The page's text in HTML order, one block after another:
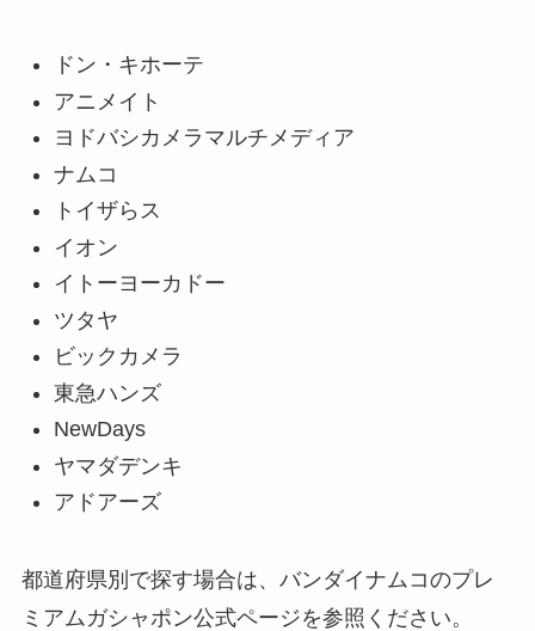
ドン・キホーテ
アニメイト
ヨドバシカメラマルチメディア
ナムコ
トイザらス
イオン
イトーヨーカドー
ツタヤ
ビックカメラ
東急ハンズ
NewDays
ヤマダデンキ
アドアーズ
都道府県別で探す場合は、バンダイナムコのプレ
ミアムガシャポン公式ページを参照ください。